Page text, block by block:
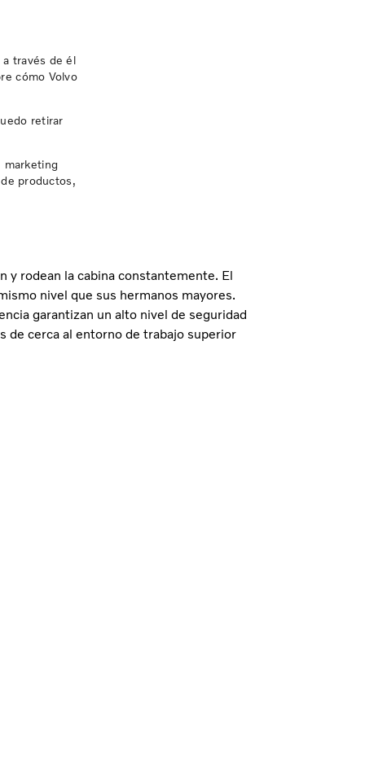
través de él
cómo Volvo
retirar
marketing
productos,
y rodean la cabina constantemente. El
nivel que sus hermanos mayores.
garantizan un alto nivel de seguridad
de cerca al entorno de trabajo superior